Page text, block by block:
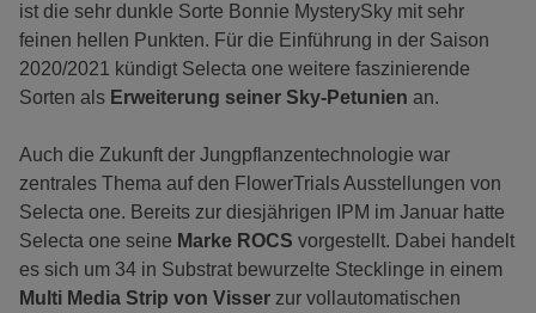
ist die sehr dunkle Sorte Bonnie MysterySky mit sehr
feinen hellen Punkten. Für die Einführung in der Saison
2020/2021 kündigt Selecta one weitere faszinierende
Sorten als Erweiterung seiner Sky-Petunien an.
Auch die Zukunft der Jungpflanzentechnologie war
zentrales Thema auf den FlowerTrials Ausstellungen von
Selecta one. Bereits zur diesjährigen IPM im Januar hatte
Selecta one seine Marke ROCS vorgestellt. Dabei handelt
es sich um 34 in Substrat bewurzelte Stecklinge in einem
Multi Media Strip von Visser zur vollautomatischen